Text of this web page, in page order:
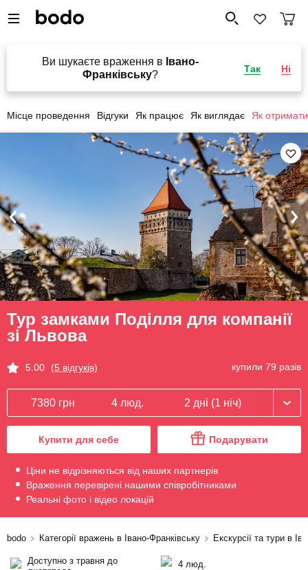
Ви шукаєте враження в Івано-
Франківську?
Так Ні
Місце проведення Відгуки Як працює Як виглядає Як отримати
Тур замками Поділля для компанії
зі Львова
5.00 (5 відгуків) купили 79 разів
7380 грн 4 люд. 2 дні (1 ніч)
Купити для себе Подарувати
Ціни не відрізняються від наших партнерів
Враження перевірені нашими співробітниками
Реальні фото і відео локацій
bodo Категорії вражень в Івано-Франківську Екскурсії та тури в
Доступно з травня до
4 люд.